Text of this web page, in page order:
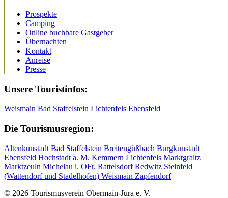
Prospekte
Camping
Online buchbare Gastgeber
Übernachten
Kontakt
Anreise
Presse
Unsere Touristinfos:
Weismain Bad Staffelstein Lichtenfels Ebensfeld
Die Tourismusregion:
Altenkunstadt Bad Staffelstein Breitengüßbach Burgkunstadt
Ebensfeld Hochstadt a. M. Kemmern Lichtenfels Marktgraitz
Marktzeuln Michelau i. OFr. RattelsdorfRedwitz Steinfeld
(Wattendorf und Stadelhofen) Weismain Zapfendorf
© 2026 Tourismusverein Obermain-Jura e. V.